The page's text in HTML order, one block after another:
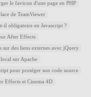
le favicon d'une page en PHP
de TeamViewer
il obligatoire en Javascript ?
After Effects
sur des liens externes avec jQuery
sur Apache
pour protéger son code source
Effects et Cinema 4D